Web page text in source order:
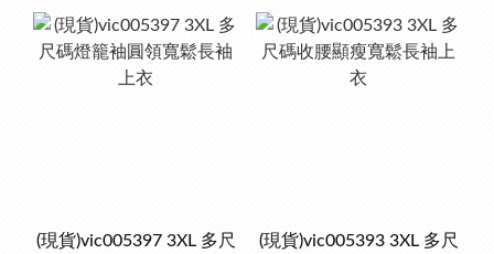
(現貨)vic005397 3XL 多尺
(現貨)vic005393 3XL 多尺